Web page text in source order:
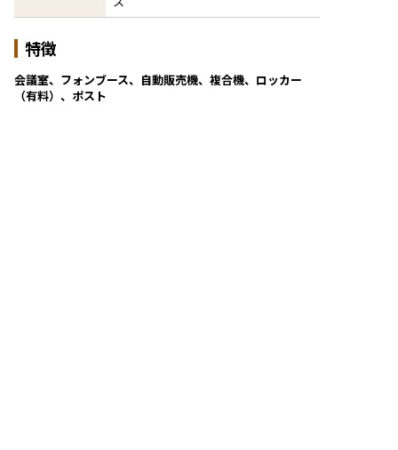
特徴
会議室、フォンブース、自動販売機、複合機、ロッカー
（有料）、ポスト